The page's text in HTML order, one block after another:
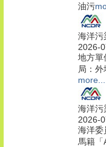
油污
海洋污
2026-
地方單
局：
more...
海洋污
2026-
海洋委
馬籍「